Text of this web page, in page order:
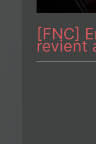
[FNC]
revient